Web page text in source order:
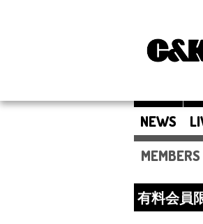
NEWS
有料会員